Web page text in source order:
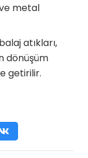
metal
atıkları,
dönüşüm
getirilir.